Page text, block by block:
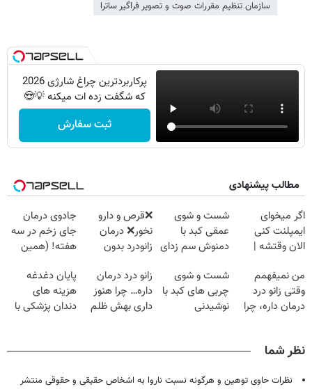
سازمان تنظیم مقررات صوت و تصویر فراگیر ساترا
پرکاربردترین چراغ شارژی 2026
که شگفت زده ات میکنه 💡😍
ثبت سفارش
مطالب پیشنهادی
اگر میخوای
ایمپلنت کنی
الان وقتشه |
میلیون تومان!!!
شست و شوی
عمقی کبد با
دمنوش سم زدای
❌قرص‌ و دارو
نخور❌ درمان
زانودرد بدون
جادوی درمان
جای زخم در سه
هفته! (همین
صحبت کنید)
من نمیفهمم
وقتی زانو درد
درمان داره، چرا
شست و شوی
چربی های کبد با
نوشیدنی
زانو درد درمان
داره… چرا هنوز
داری بهش ظلم
پایان دغدغه
هزینه های
دندان پزشکی با
نظر شما
نظرات حاوی توهین و هرگونه نسبت ناروا به اشخاص حقیقی و حقوقی منتشر